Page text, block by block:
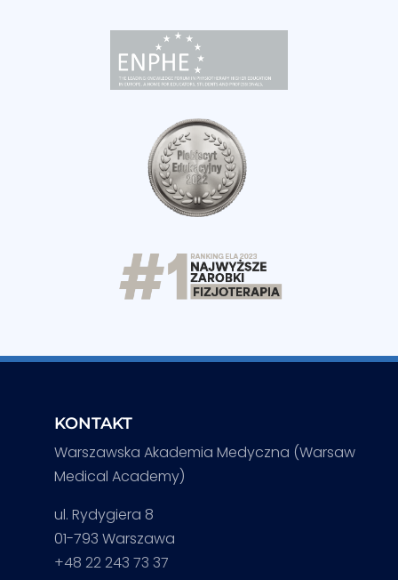
KONTAKT
Warszawska Akademia Medyczna (Warsaw
Medical Academy)
ul. Rydygiera 8
01-793 Warszawa
+48 22 243 73 37